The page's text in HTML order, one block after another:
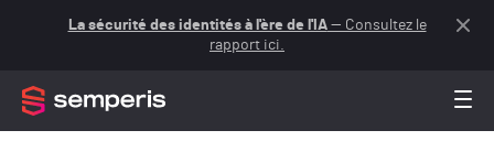
La sécurité des identités à l'ère de l'IA— Consultez le
rapport ici.